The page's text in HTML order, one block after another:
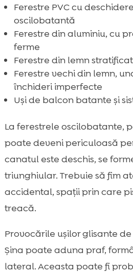
Ferestre PVC cu
oscilobatantă
Ferestre din aluminiu, cu
ferme
Ferestre din lemn
Ferestre vechi din lemn,
închideri imperfecte
Uși de balcon batante și
La ferestrele oscilobatante,
poate deveni periculoasă
canatul este deschis, se
triunghiular. Trebuie să fim
accidental, spații prin care
treacă.
Provocările ușilor glisante
Șina poate aduna praf,
lateral. Aceasta poate fi